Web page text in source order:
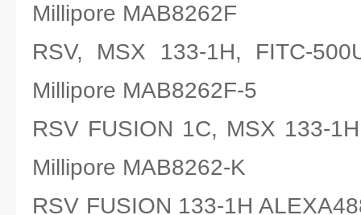
Millipore MAB8262F
RSV, MSX 133-1H, FITC-
Millipore MAB8262F-5
RSV FUSION 1C, MSX 133-
Millipore MAB8262-K
RSV FUSION 133-1H